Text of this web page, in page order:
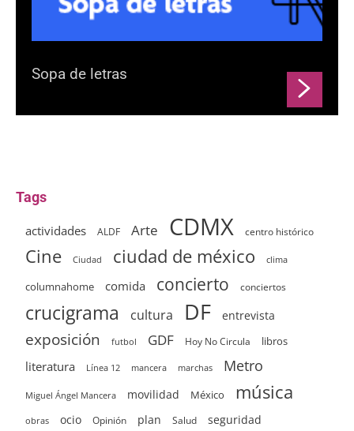
Sopa de letras
Tags
actividades ALDF Arte CDMX centro histórico
Cine Ciudad ciudad de méxico clima
columnahome comida concierto conciertos
crucigrama cultura DF entrevista
exposición futbol GDF Hoy No Circula libros
literatura Línea 12 mancera marchas Metro
Miguel Ángel Mancera movilidad México música
obras ocio Opinión plan Salud seguridad